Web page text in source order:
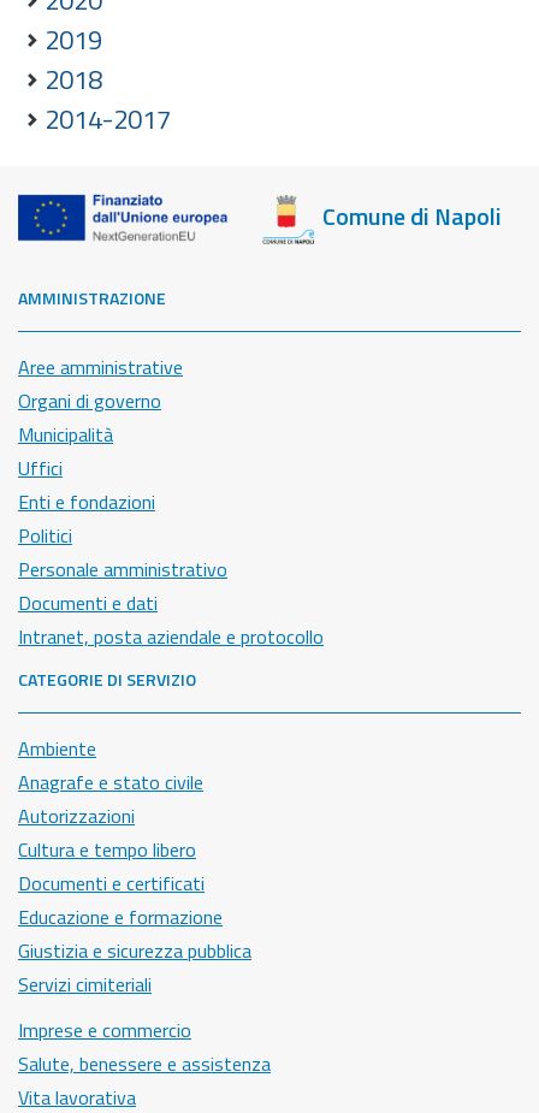
2019
2018
2014-2017
Comune di Napoli
AMMINISTRAZIONE
Aree amministrative
Organi di governo
Municipalità
Uffici
Enti e fondazioni
Politici
Personale amministrativo
Documenti e dati
Intranet, posta aziendale e protocollo
CATEGORIE DI SERVIZIO
Ambiente
Anagrafe e stato civile
Autorizzazioni
Cultura e tempo libero
Documenti e certificati
Educazione e formazione
Giustizia e sicurezza pubblica
Servizi cimiteriali
Imprese e commercio
Salute, benessere e assistenza
Vita lavorativa